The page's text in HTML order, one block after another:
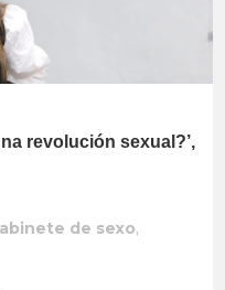
revolución sexual?’,
de sexo,